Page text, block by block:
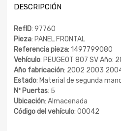
DESCRIPCIÓN
RefID: 97760
Pieza: PANEL FRONTAL
Referencia pieza: 1497799080
Vehículo: PEUGEOT 807 SV Año:
Año fabricación: 2002 2003
Estado: Material de segunda
Nº Puertas: 5
Ubicación: Almacenada
Código del vehículo: 00042